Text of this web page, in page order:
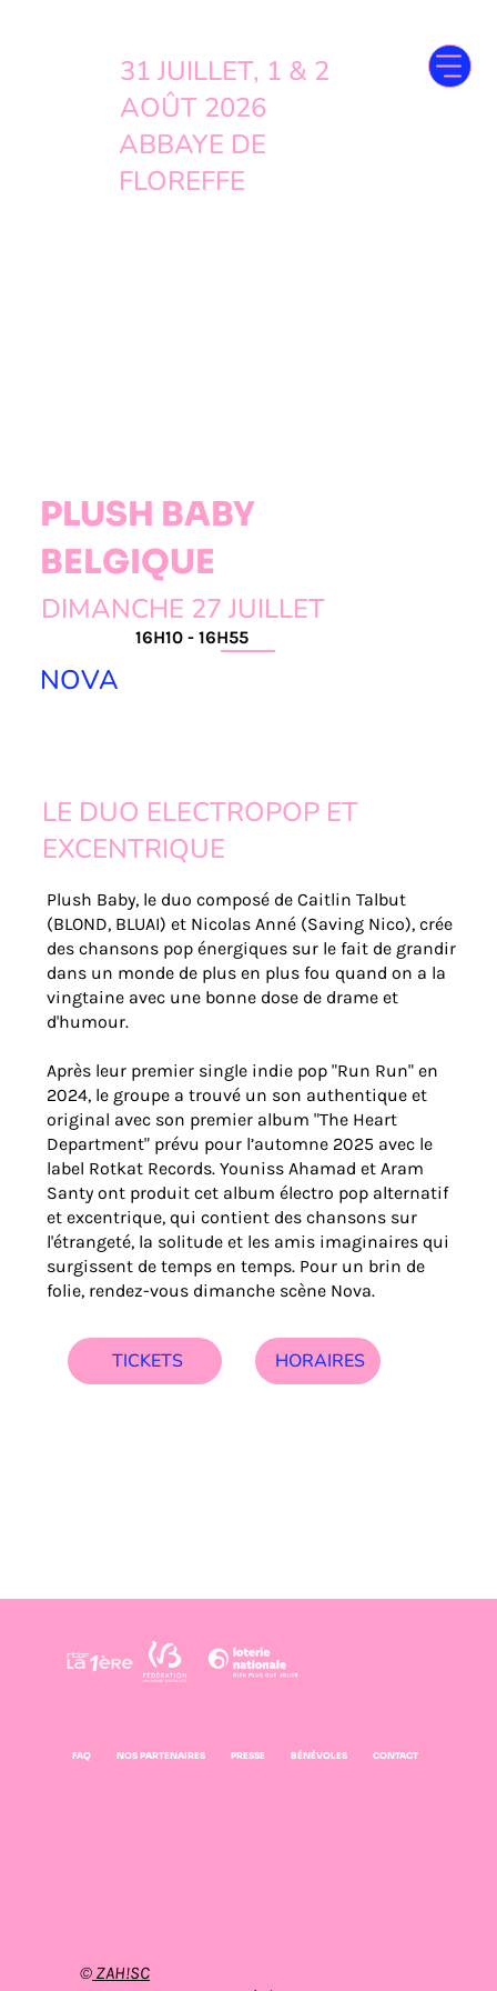
31 JUILLET, 1 & 2
AOÛT 2026
ABBAYE DE
FLOREFFE
PLUSH BABY
BELGIQUE
DIMANCHE 27 JUILLET
16H10 - 16H55
NOVA
LE DUO ELECTROPOP ET
EXCENTRIQUE
Plush Baby, le duo composé de Caitlin Talbut
(BLOND, BLUAI) et Nicolas Anné (Saving Nico), crée
des chansons pop énergiques sur le fait de grandir
dans un monde de plus en plus fou quand on a la
vingtaine avec une bonne dose de drame et
d'humour.
Après leur premier single indie pop "Run Run" en
2024, le groupe a trouvé un son authentique et
original avec son premier album "The Heart
Department" prévu pour l’automne 2025 avec le
label Rotkat Records. Youniss Ahamad et Aram
Santy ont produit cet album électro pop alternatif
et excentrique, qui contient des chansons sur
l'étrangeté, la solitude et les amis imaginaires qui
surgissent de temps en temps. Pour un brin de
folie, rendez-vous dimanche scène Nova.
TICKETS HORAIRES
© ZAH!SC
FAQ NOS PARTENAIRES PRESSE BÉNÉVOLES CONTACT